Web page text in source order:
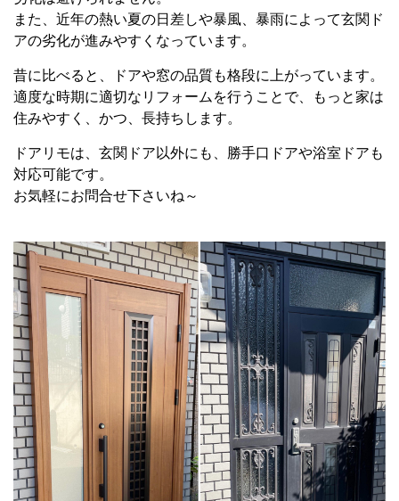
また、近年の熱い夏の日差しや暴風、暴雨によって玄関ド
アの劣化が進みやすくなっています。
昔に比べると、ドアや窓の品質も格段に上がっています。
適度な時期に適切なリフォームを行うことで、もっと家は
住みやすく、かつ、長持ちします。
ドアリモは、玄関ドア以外にも、勝手口ドアや浴室ドアも
対応可能です。
お気軽にお問合せ下さいね～